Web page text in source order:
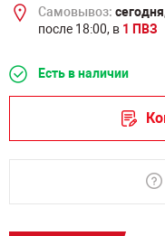
Самовывоз: сегодня
после 18:00, в 1 ПВЗ
Есть в наличии